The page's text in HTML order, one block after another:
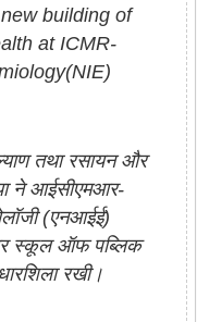
building of
at ICMR-
तथा रसायन और
ने आईसीएमआर-
(एनआईई)
स्कूल ऑफ पब्लिक
रखी।